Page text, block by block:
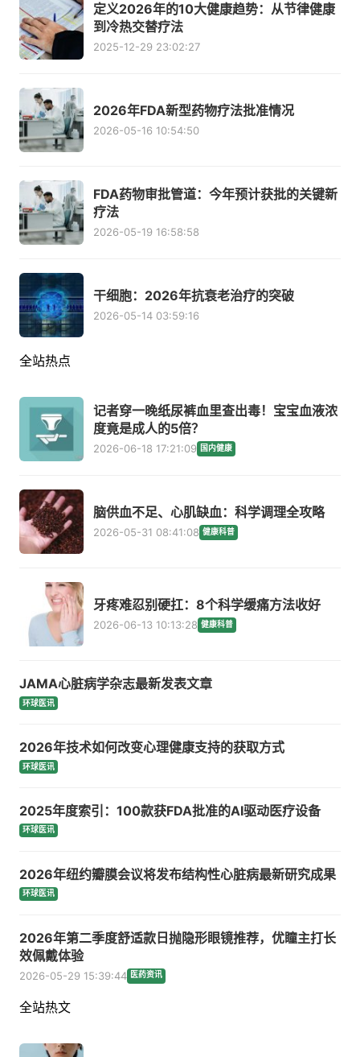
定义2026年的10大健康趋势：从节律健康
到冷热交替疗法
2025-12-29 23:02:27
2026年FDA新型药物疗法批准情况
2026-05-16 10:54:50
FDA药物审批管道：今年预计获批的关键新
疗法
2026-05-19 16:58:58
干细胞：2026年抗衰老治疗的突破
2026-05-14 03:59:16
全站热点
记者穿一晚纸尿裤血里查出毒！宝宝血液浓
度竟是成人的5倍？
2026-06-18 17:21:09 国内健康
脑供血不足、心肌缺血：科学调理全攻略
2026-05-31 08:41:08 健康科普
牙疼难忍别硬扛：8个科学缓痛方法收好
2026-06-13 10:13:28 健康科普
JAMA心脏病学杂志最新发表文章
环球医讯
2026年技术如何改变心理健康支持的获取方式
环球医讯
2025年度索引：100款获FDA批准的AI驱动医疗设备
环球医讯
2026年纽约瓣膜会议将发布结构性心脏病最新研究成果
环球医讯
2026年第二季度舒适款日抛隐形眼镜推荐，优瞳主打长
效佩戴体验
2026-05-29 15:39:44 医药资讯
全站热文